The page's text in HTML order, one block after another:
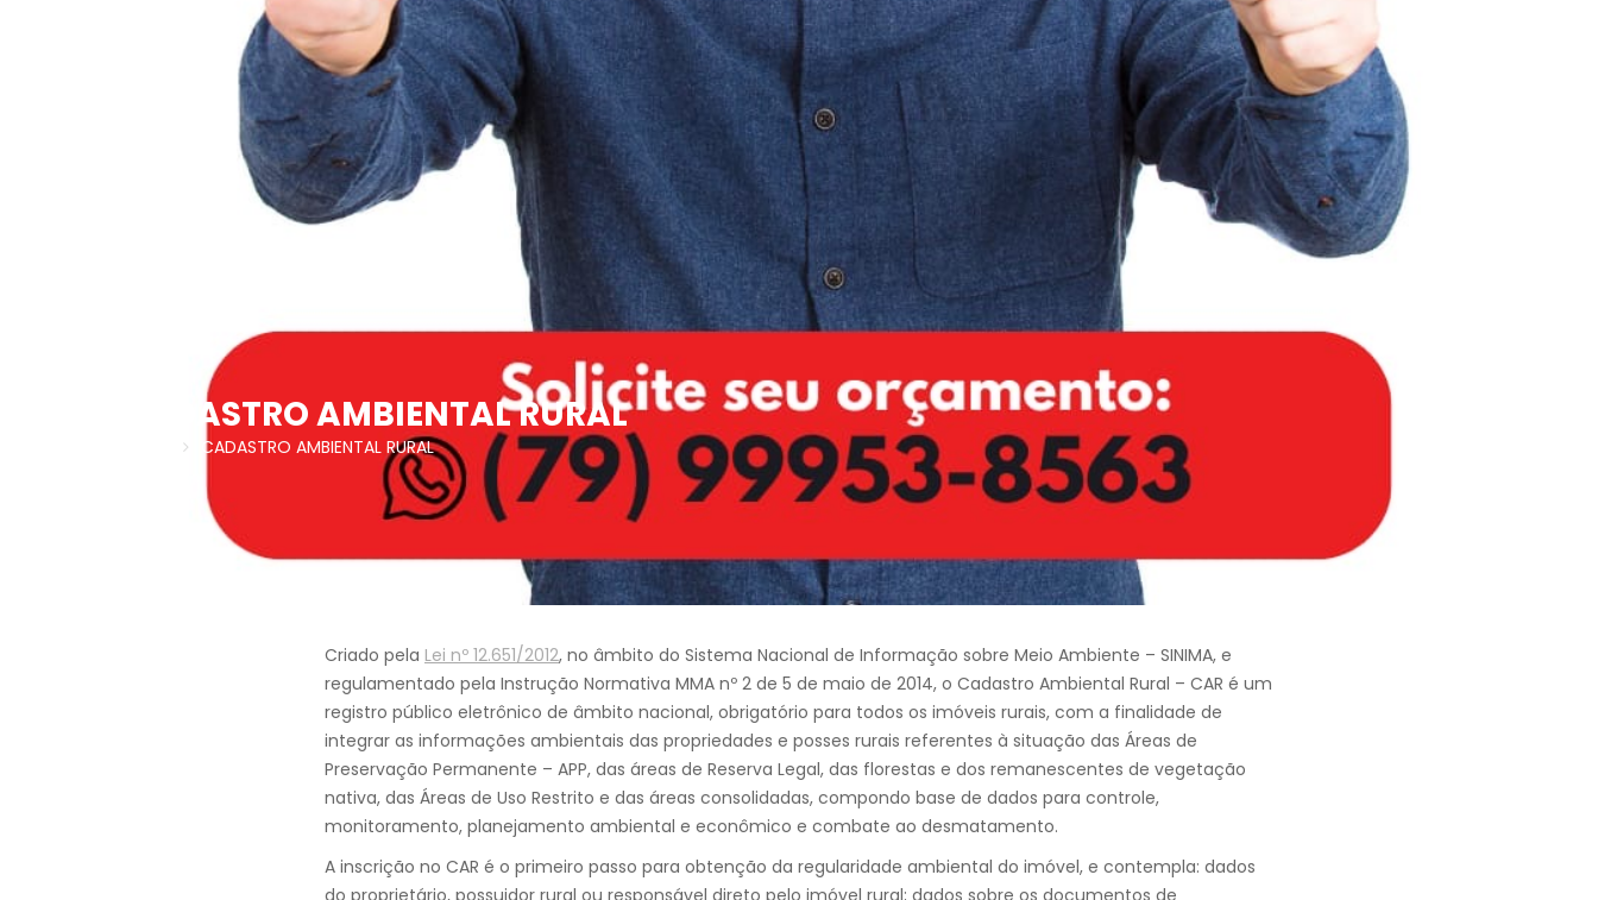
CADASTRO AMBIENTAL RURAL
CADASTRO AMBIENTAL RURAL
Criado pela Lei nº 12.651/2012, no âmbito do Sistema Nacional de Informação sobre Meio Ambiente – SINIMA, e
regulamentado pela Instrução Normativa MMA nº 2 de 5 de maio de 2014, o Cadastro Ambiental Rural – CAR é um
registro público eletrônico de âmbito nacional, obrigatório para todos os imóveis rurais, com a finalidade de
integrar as informações ambientais das propriedades e posses rurais referentes à situação das Áreas de
Preservação Permanente – APP, das áreas de Reserva Legal, das florestas e dos remanescentes de vegetação
nativa, das Áreas de Uso Restrito e das áreas consolidadas, compondo base de dados para controle,
monitoramento, planejamento ambiental e econômico e combate ao desmatamento.
A inscrição no CAR é o primeiro passo para obtenção da regularidade ambiental do imóvel, e contempla: dados
do proprietário, possuidor rural ou responsável direto pelo imóvel rural; dados sobre os documentos de